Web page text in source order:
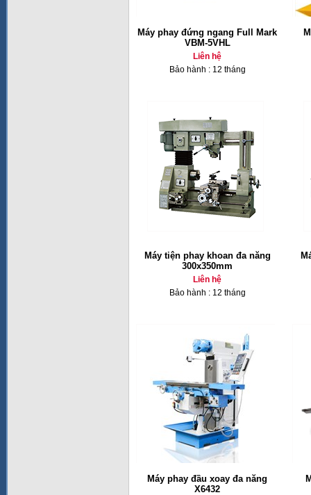
Máy phay đứng ngang Full Mark
VBM-5VHL
Liên hệ
Bảo hành : 12 tháng
Máy tiện phay khoan đa năng
300x350mm
Liên hệ
Bảo hành : 12 tháng
Máy phay đầu xoay đa năng
X6432